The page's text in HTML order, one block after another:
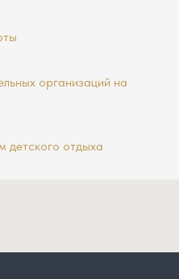
организаций на
детского отдыха